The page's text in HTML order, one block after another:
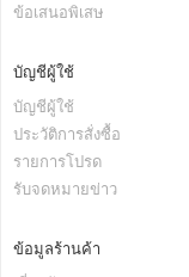
ข้อเสนอพิเสษ
บัญชีผู้ใช้
บัญชีผู้ใช้
ประวัติการสั่งซื้อ
รายการโปรด
รับจดหมายข่าว
ข้อมูลร้านค้า